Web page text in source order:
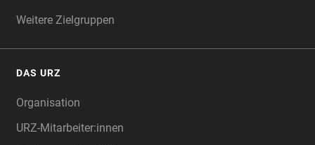
Weitere Zielgruppen
DAS URZ
Organisation
URZ-Mitarbeiter:innen